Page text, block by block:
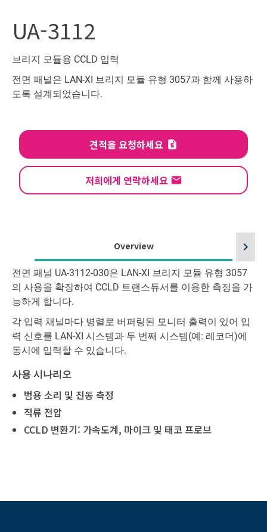
UA-3112
브리지 모듈용 CCLD 입력
전면 패널은 LAN-XI 브리지 모듈 유형 3057과 함께 사용하
도록 설계되었습니다.
견적을 요청하세요
저희에게 연락하세요
Overview
전면 패널 UA-3112-030은 LAN-XI 브리지 모듈 유형 3057
의 사용을 확장하여 CCLD 트랜스듀서를 이용한 측정을 가
능하게 합니다.
각 입력 채널마다 병렬로 버퍼링된 모니터 출력이 있어 입
력 신호를 LAN-XI 시스템과 두 번째 시스템(예: 레코더)에
동시에 입력할 수 있습니다.
사용 시나리오
범용 소리 및 진동 측정
직류 전압
CCLD 변환기: 가속도계, 마이크 및 태코 프로브
chevron_right